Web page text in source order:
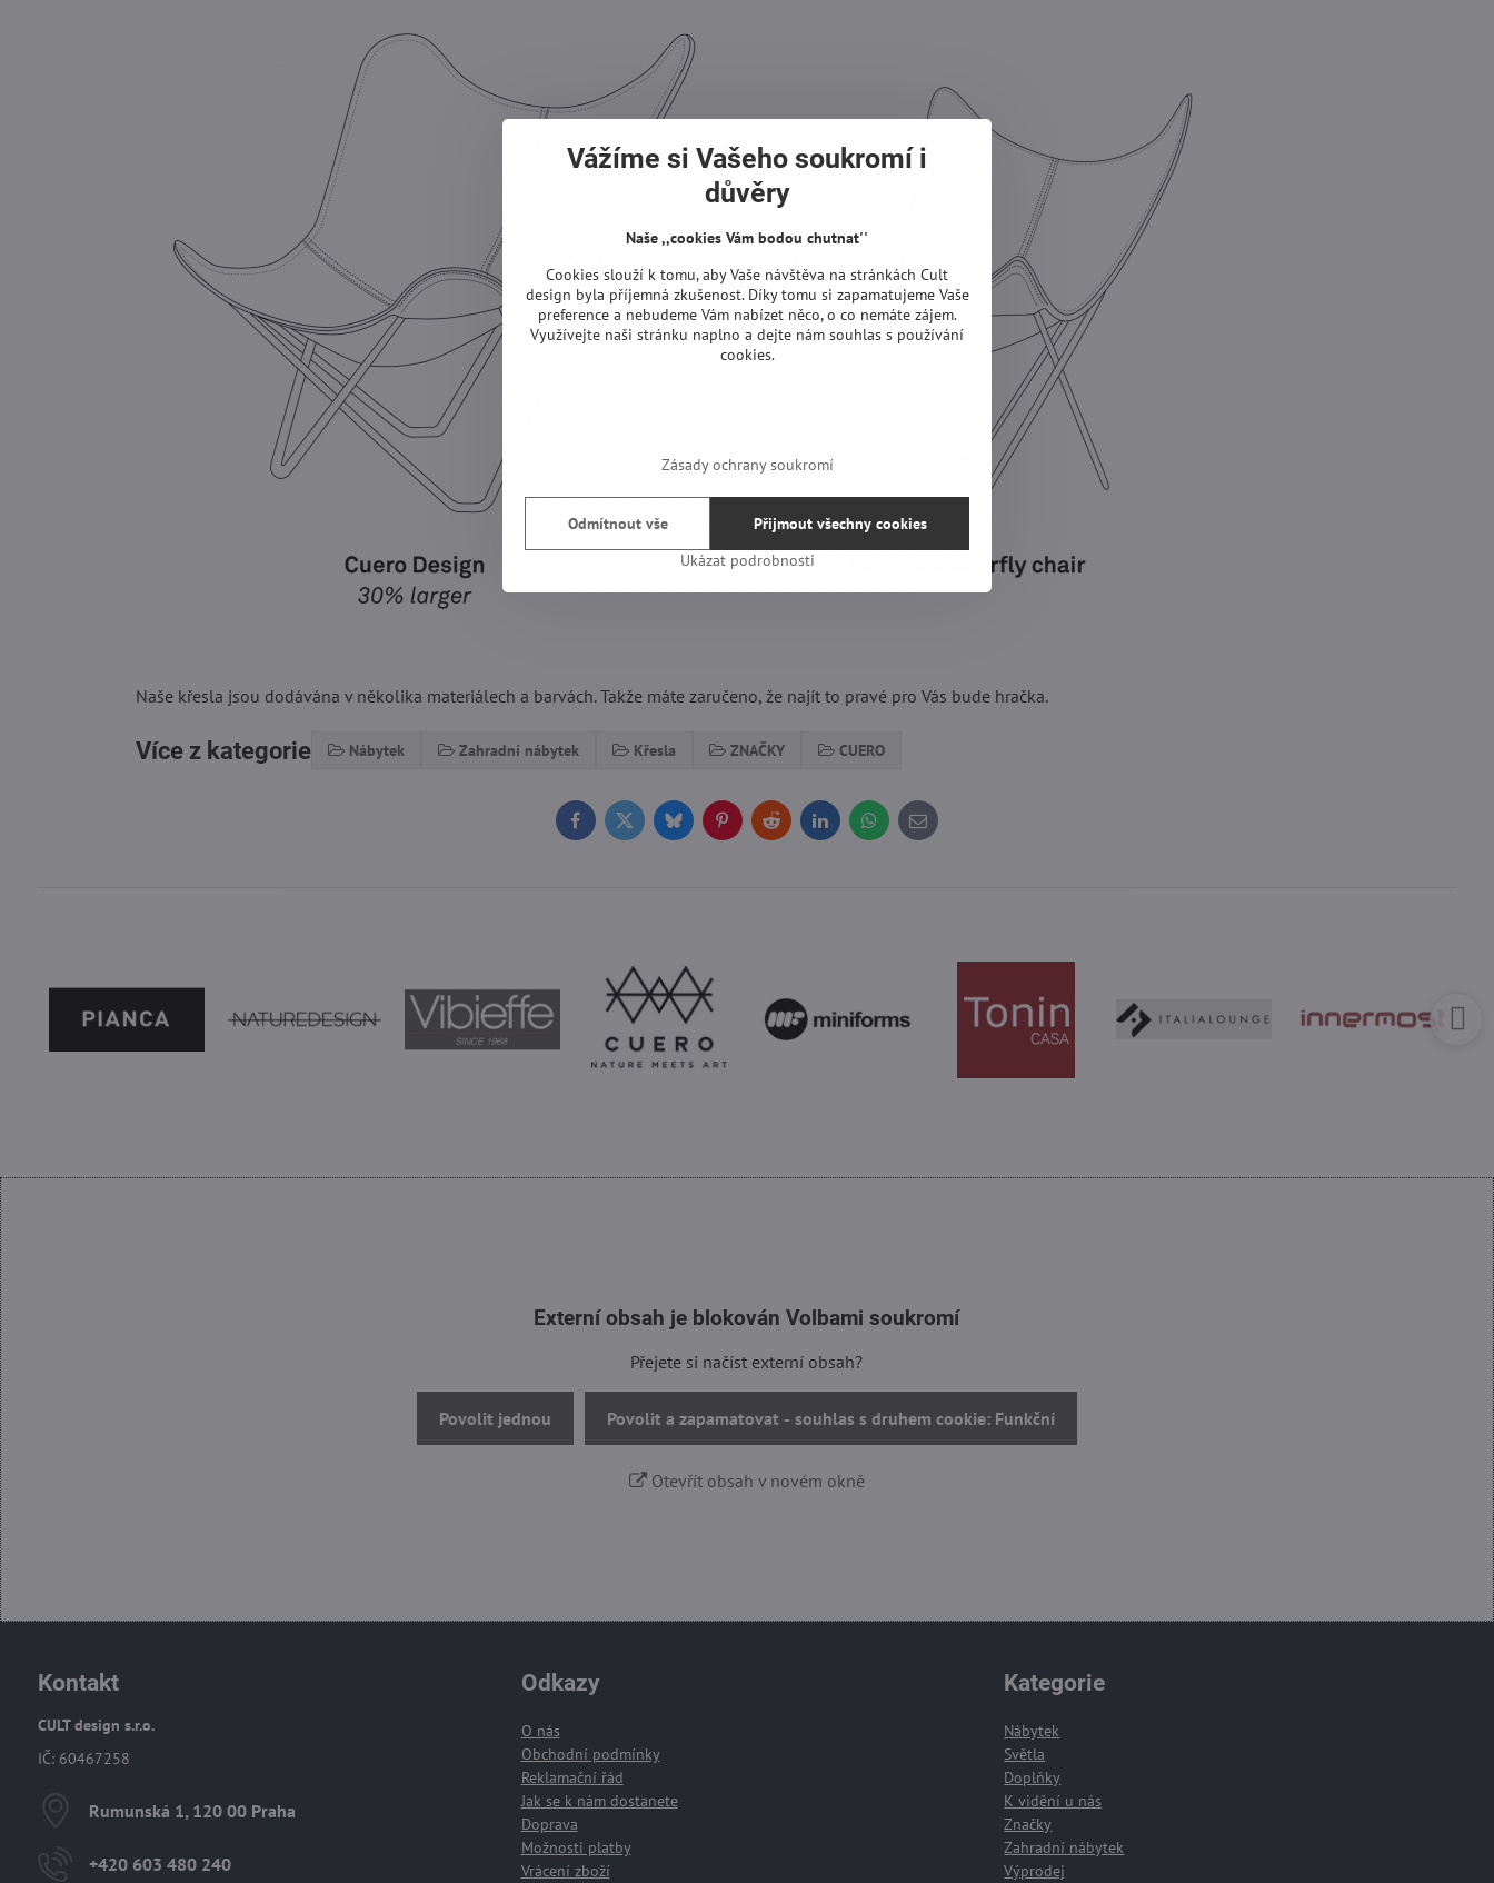
Naše křesla jsou dodávána v několika materiálech a barvách. Takže máte zaručeno, že najít to pravé pro Vás bude hračka.
Více z kategorie Nábytek Zahradní nábytek Křesla ZNAČKY CUERO
FacebookTwitterBlueskyPinterestRedditLinkedInWhatsApp
E-
mail
Externí obsah je blokován Volbami soukromí
Přejete si načíst externí obsah?
Povolit jednou Povolit a zapamatovat - souhlas s druhem cookie: Funkční
Otevřít obsah v novém okně
Kontakt
CULT design s.r.o.
IČ: 60467258
Rumunská 1, 120 00 Praha
+420 603 480 240
Odkazy
O nás
Obchodní podmínky
Reklamační řád
Jak se k nám dostanete
Doprava
Možnosti platby
Vrácení zboží
Kategorie
Nábytek
Světla
Doplňky
K vidění u nás
Značky
Zahradní nábytek
Výprodej
Vážíme si Vašeho soukromí i
důvěry
Naše ,,cookies Vám bodou chutnat''
Cookies slouží k tomu, aby Vaše návštěva na stránkách Cult
design byla příjemná zkušenost. Díky tomu si zapamatujeme Vaše
preference a nebudeme Vám nabízet něco, o co nemáte zájem.
Využívejte naši stránku naplno a dejte nám souhlas s používání
cookies.
Zásady ochrany soukromí
Ukázat podrobnosti
Přijmout všechny cookies
Odmítnout vše